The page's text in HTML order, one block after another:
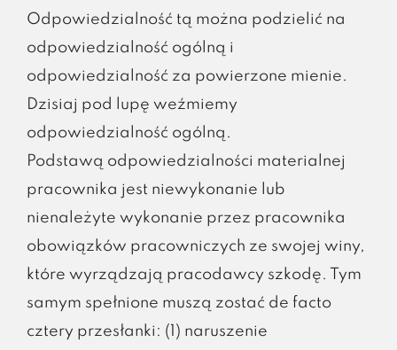
Odpowiedzialność tą można podzielić na
odpowiedzialność ogólną i
odpowiedzialność za powierzone mienie.
Dzisiaj pod lupę weźmiemy
odpowiedzialność ogólną.
Podstawą odpowiedzialności materialnej
pracownika jest niewykonanie lub
nienależyte wykonanie przez pracownika
obowiązków pracowniczych ze swojej winy,
które wyrządzają pracodawcy szkodę. Tym
samym spełnione muszą zostać de facto
cztery przesłanki: (1) naruszenie